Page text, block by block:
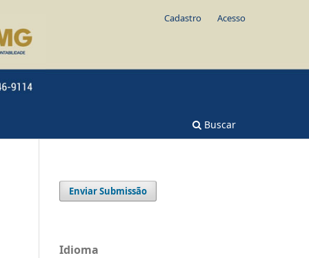
Buscar
Cadastro Acesso
Enviar Submissão
Idioma